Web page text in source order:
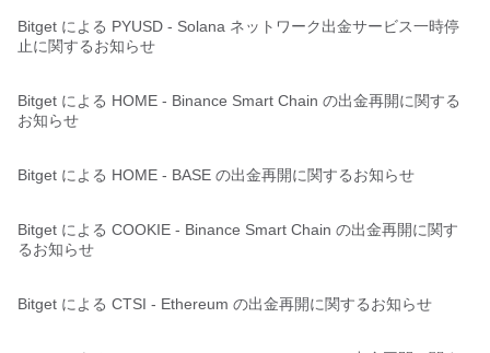
Bitget による PYUSD - Solana ネットワーク出金サービス一時停
止に関するお知らせ
Bitget による HOME - Binance Smart Chain の出金再開に関する
お知らせ
Bitget による HOME - BASE の出金再開に関するお知らせ
Bitget による COOKIE - Binance Smart Chain の出金再開に関す
るお知らせ
Bitget による CTSI - Ethereum の出金再開に関するお知らせ